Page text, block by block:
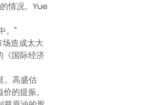
情况。Yue
。"
造成太大
《国际经济
。高盛估
的提振。